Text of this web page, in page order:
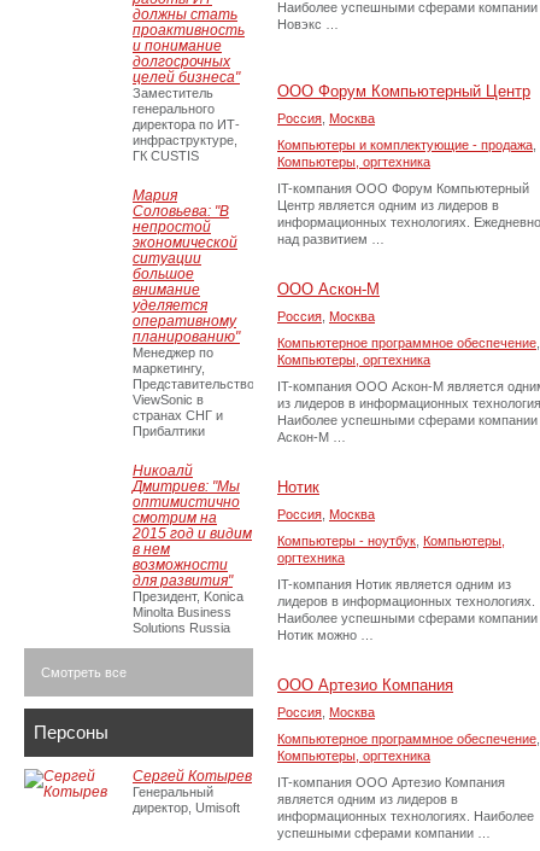
Наиболее успешными сферами компании
Новэкс …
ООО Форум Компьютерный Центр
Россия Москва
Компьютеры и комплектующие - продажа
Компьютеры, оргтехника
IT-компания ООО Форум Компьютерный
Центр является одним из лидеров в
информационных технологиях. Ежедневно
над развитием …
ООО Аскон-М
Россия Москва
Компьютерное программное обеспечение
Компьютеры, оргтехника
IT-компания ООО Аскон-М является
из лидеров в информационных
Наиболее успешными сферами компании
Аскон-М …
Нотик
Россия Москва
Компьютеры - ноутбук Компьютеры,
оргтехника
IT-компания Нотик является одним из
лидеров в информационных технологиях.
Наиболее успешными сферами компании
Нотик можно …
ООО Артезио Компания
Россия Москва
Компьютерное программное обеспечение
Компьютеры, оргтехника
IT-компания ООО Артезио Компания
является одним из лидеров в
информационных технологиях. Наиболее
успешными сферами компании …
должны стать
проактивность
и понимание
долгосрочных
целей бизнеса"
Заместитель
генерального
директора по ИТ-
инфраструктуре,
ГК CUSTIS
Мария
Соловьева: "В
непростой
экономической
ситуации
большое
внимание
уделяется
оперативному
планированию"
Менеджер по
маркетингу,
Представительство
ViewSonic в
странах СНГ и
Прибалтики
Никоалй
Дмитриев: "Мы
оптимистично
смотрим на
2015 год и видим
в нем
возможности
для развития"
Президент, Konica
Minolta Business
Solutions Russia
Смотреть все
Персоны
Сергей Котырев
Генеральный
директор, Umisoft